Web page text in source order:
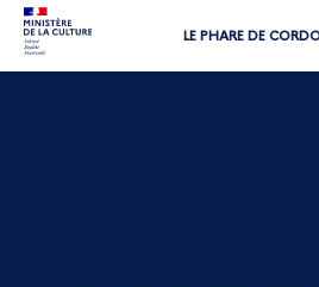
LE PHARE DE